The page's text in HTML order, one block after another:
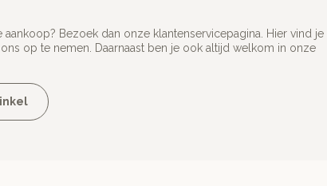
Bezoek dan onze klantenservicepagina. Hier vind je
op te nemen. Daarnaast ben je ook altijd welkom in onze